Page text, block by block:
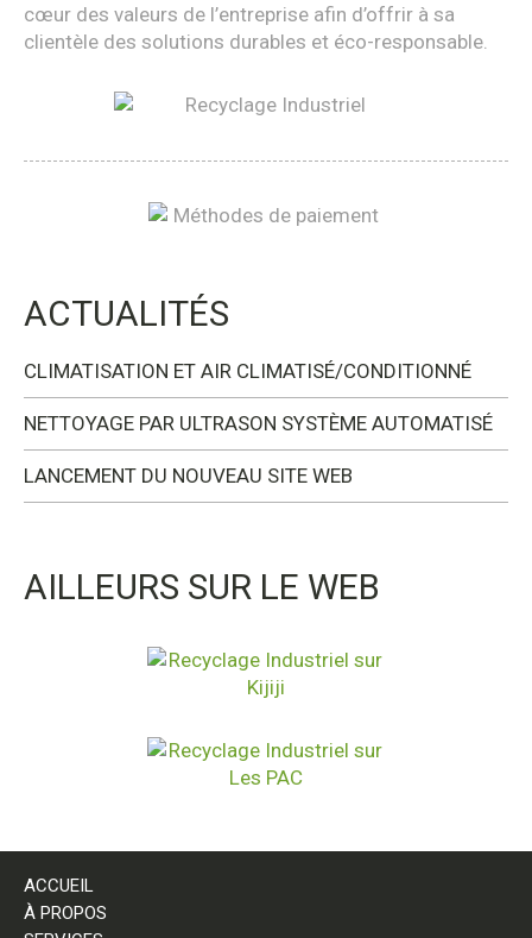
cœur des valeurs de l’entreprise afin d’offrir à sa
clientèle des solutions durables et éco-responsable.
ACTUALITÉS
CLIMATISATION ET AIR CLIMATISÉ/CONDITIONNÉ
NETTOYAGE PAR ULTRASON SYSTÈME AUTOMATISÉ
LANCEMENT DU NOUVEAU SITE WEB
AILLEURS SUR LE WEB
ACCUEIL
À PROPOS